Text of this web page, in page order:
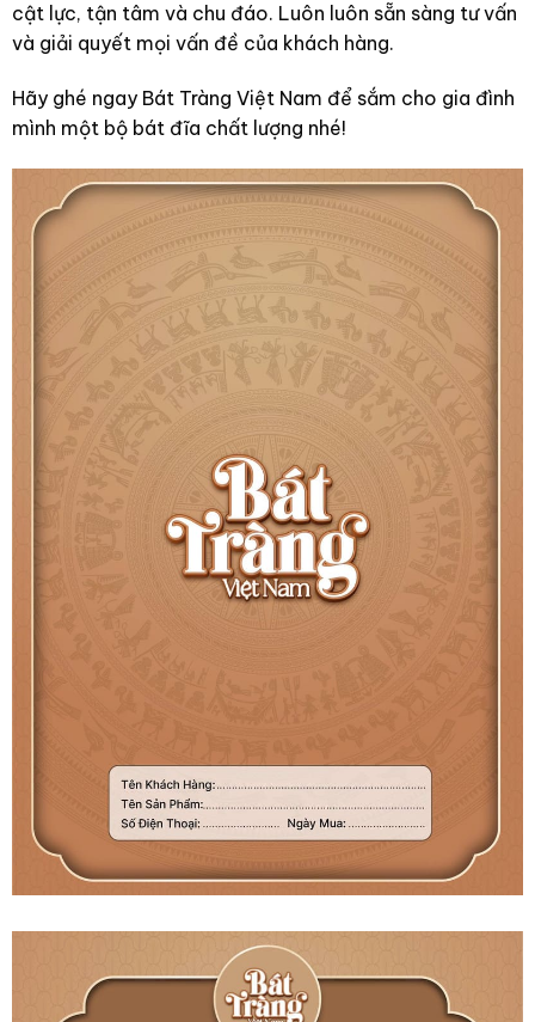
cật lực, tận tâm và chu đáo. Luôn luôn sẵn sàng tư vấn
và giải quyết mọi vấn đề của khách hàng.
Hãy ghé ngay Bát Tràng Việt Nam để sắm cho gia đình
mình một bộ bát đĩa chất lượng nhé!